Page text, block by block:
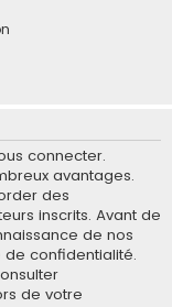
connecter.
avantages.
des
inscrits. Avant de
de nos
de confidentialité.
de votre